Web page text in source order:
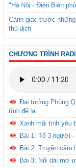
"Hà Nội - Điện Biên
Cảnh giác trước
thù địch
CHƯƠNG TRÌNH
Đại tướng Phùng
tình để lại
Xanh mãi tình yêu
Bài 1: Tổ 3 người
Bài 2: Truyền cảm
Bài 3: Nối dài mơ